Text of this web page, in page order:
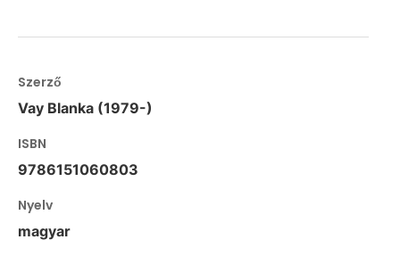
Szerző
Vay Blanka (1979-)
ISBN
9786151060803
Nyelv
magyar